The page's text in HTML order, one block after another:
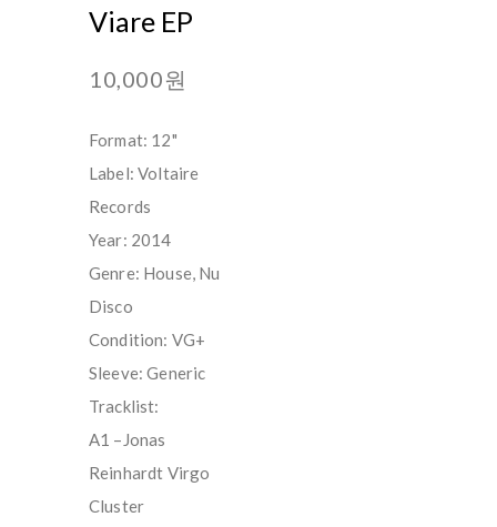
Viare EP
10,000원
Format: 12"
Label: Voltaire
Records
Year: 2014
Genre: House, Nu
Disco
Condition: VG+
Sleeve: Generic
Tracklist:
A1 –Jonas
Reinhardt Virgo
Cluster